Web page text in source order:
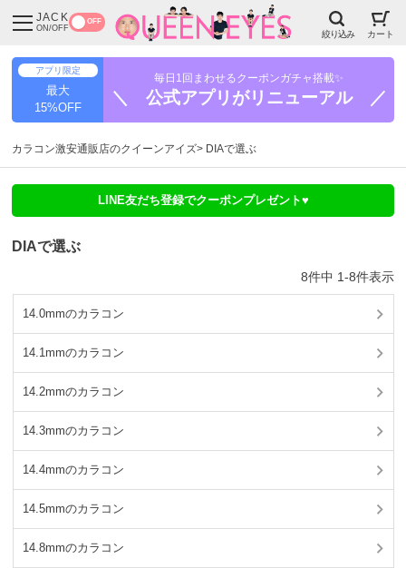
JACK
ON/OFF
OFF
絞り込み カート
アプリ限定
最大
15%OFF
毎日1回まわせるクーポンガチャ搭載✨
＼ 公式アプリがリニューアル ／
カラコン激安通販店のクイーンアイズ DIAで選ぶ
LINE友だち登録でクーポンプレゼント♥
DIAで選ぶ
8件中 1-8件表示
14.0mmのカラコン
14.1mmのカラコン
14.2mmのカラコン
14.3mmのカラコン
14.4mmのカラコン
14.5mmのカラコン
14.8mmのカラコン